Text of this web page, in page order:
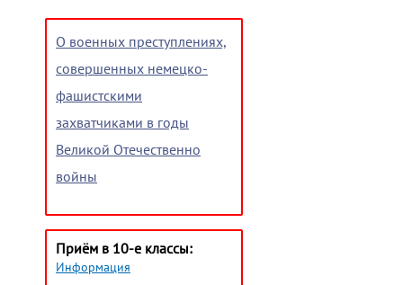
О военных преступлениях,
совершенных немецко-
фашистскими
захватчиками в годы
Великой Отечественно
войны
Приём в 10-е классы:
Информация